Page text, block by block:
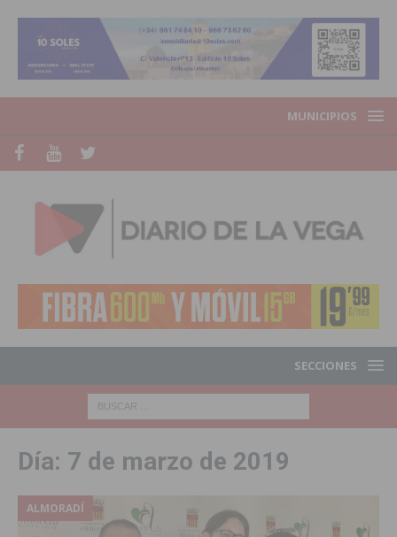
MUNICIPIOS
SECCIONES
Día: 7 de marzo de 2019
ALMORADÍ